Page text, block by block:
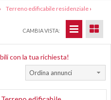
› Terreno edificabile residenziale ›
CAMBIA VISTA:
con la tua richiesta!
Ordina annunci